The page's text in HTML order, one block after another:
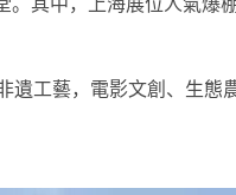
工藝，電影文創、生態